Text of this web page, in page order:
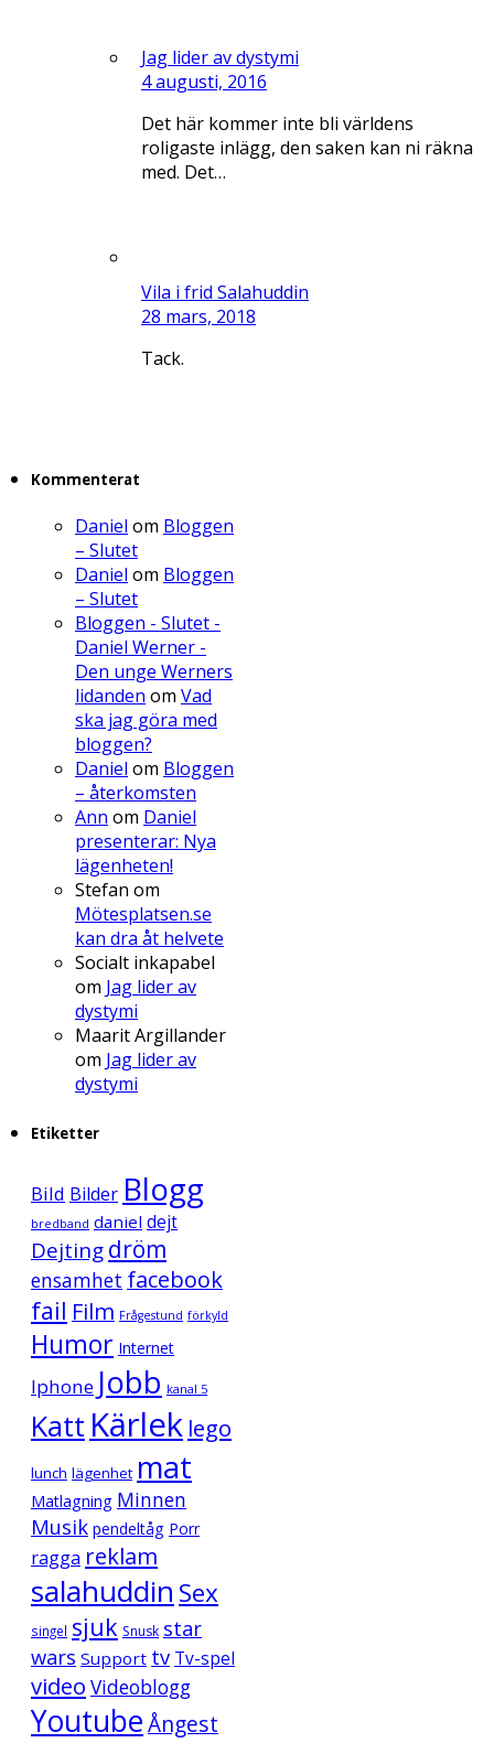
Jag lider av dystymi
4 augusti, 2016
Det här kommer inte bli världens
roligaste inlägg, den saken kan ni räkna
med. Det…
Vila i frid Salahuddin
28 mars, 2018
Tack.
Kommenterat
Daniel om Bloggen
– Slutet
Daniel om Bloggen
– Slutet
Bloggen - Slutet -
Daniel Werner -
Den unge Werners
lidanden om Vad
ska jag göra med
bloggen?
Daniel om Bloggen
– återkomsten
Ann om Daniel
presenterar: Nya
lägenheten!
Stefan om
Mötesplatsen.se
kan dra åt helvete
Socialt inkapabel
om Jag lider av
dystymi
Maarit Argillander
om Jag lider av
dystymi
Etiketter
Bild Bilder Blogg
bredband daniel dejt
Dejtingdröm
ensamhet facebook
fail Film Frågestund förkyld
Humor Internet
Iphone Jobb kanal 5
Katt Kärlek lego
lunch lägenhet mat
Matlagning Minnen
Musik pendeltåg Porr
ragga reklam
salahuddin Sex
singel sjuk Snusk star
wars Support tv Tv-spel
video Videoblogg
YoutubeÅngest